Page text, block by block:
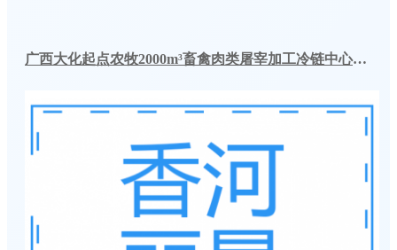
广西大化起点农牧2000m³畜禽肉类屠宰加工冷链中心建造冷库工程案例